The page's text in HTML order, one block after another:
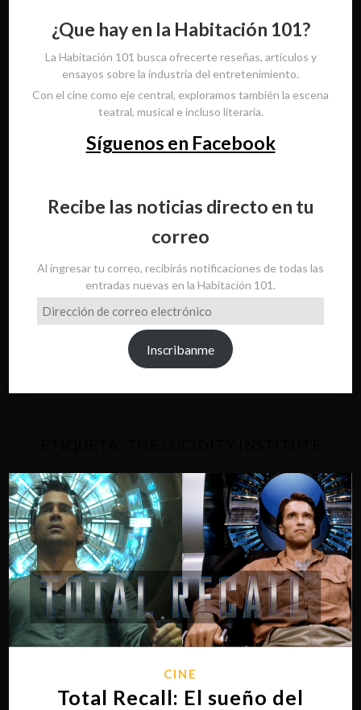
¿Que hay en la Habitación 101?
La Habitación 101 busca ofrecerte reseñas, artículos y
ensayos sobre la industria del entretenimiento.
Con el cine como eje central, exploramos también la escena
teatral, musical e incluso literaria.
Síguenos en Facebook
Recibe las noticias directo en tu
correo
Al ingresar tu correo, recibirás notificaciones de todas las
entradas nuevas en la Habitación 101.
Dirección
de
Inscribanme
CINE
Total Recall: El sueño del